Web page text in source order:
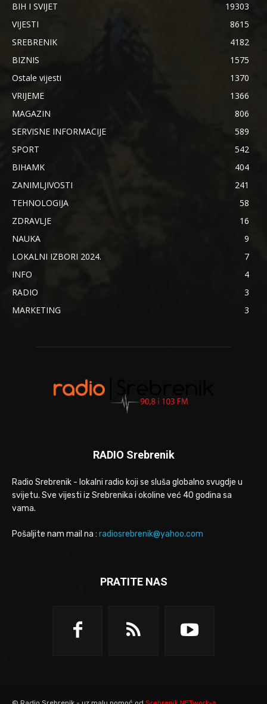
BIH I SVIJET
19303
VIJESTI
8615
SREBRENIK
4182
BIZNIS
1575
Ostale vijesti
1370
VRIJEME
1366
MAGAZIN
806
SERVISNE INFORMACIJE
589
SPORT
542
BIHAMK
404
ZANIMLJIVOSTI
241
TEHNOLOGIJA
58
ZDRAVLJE
16
NAUKA
9
LOKALNI IZBORI 2024.
7
INFO
4
RADIO
3
MARKETING
3
RADIO Srebrenik
Radio Srebrenik - lokalni radio koji se sluša globalno svugdje u
svijetu. Sve vijesti iz Srebrenika i okoline već 40 godina sa
vama.
Pošaljite nam mail na : radiosrebrenik@yahoo.com
PRATITE NAS